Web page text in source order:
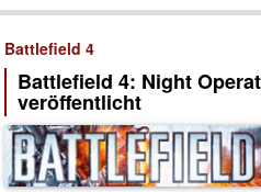
Battlefield 4
Battlefield 4: Night
veröffentlicht